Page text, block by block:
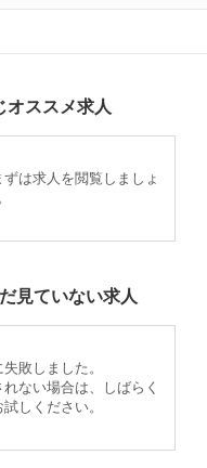
オススメ求人
は求人を閲覧しましょ
見ていない求人
敗しました。
ない場合は、しばらく
しください。